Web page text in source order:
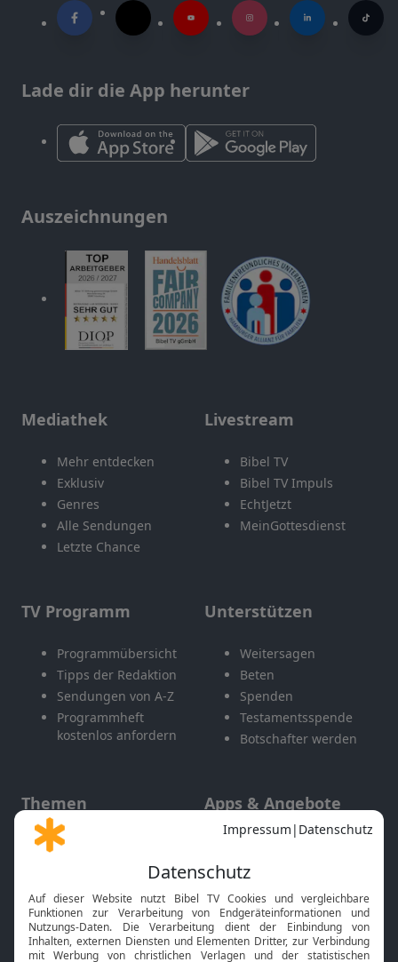
Lade dir die App herunter
Auszeichnungen
Mediathek
Mehr entdecken
Exklusiv
Genres
Alle Sendungen
Letzte Chance
Livestream
Bibel TV
Bibel TV Impuls
EchtJetzt
MeinGottesdienst
TV Programm
Programmübersicht
Tipps der Redaktion
Sendungen von A-Z
Programmheft
kostenlos anfordern
Unterstützen
Weitersagen
Beten
Spenden
Testamentsspende
Botschafter werden
Themen
Gott und Bibel erklärt
Neuigkeiten
Apps & Angebote
Mobile App
Smart TV
HbbTV
Bibelthek Online-Bibel